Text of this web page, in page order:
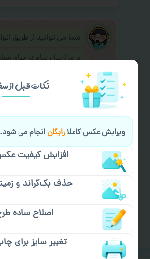
شما می توانید از طریق
برای ارسال پیام در پیام
طراحی نهایی قبل از
کردن سفارش با اپراتو
ایمیل جهت ثبت یا
نکات قبل از
ویرایش عکس کاملارایگانانجام می شود.
افزایش کیفیت
حذف بک‌گراند و
اصلاح ساده
تغییر سایز برای